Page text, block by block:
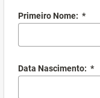
Primeiro Nome: *
Data Nascimento: *